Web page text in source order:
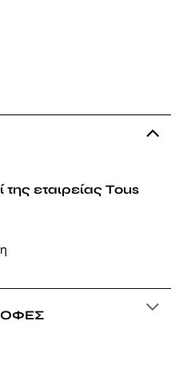
της εταιρείας Tous